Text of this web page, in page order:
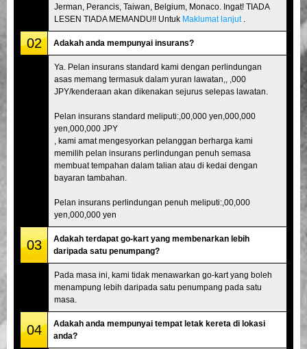
Jerman, Perancis, Taiwan, Belgium, Monaco. Ingat! TIADA
LESEN TIADA MEMANDU!! Untuk Maklumat lanjut.
02 Adakah anda mempunyai insurans?
Ya. Pelan insurans standard kami dengan perlindungan
asas memang termasuk dalam yuran lawatan,, ,000
JPY/kenderaan akan dikenakan sejurus selepas lawatan.
Pelan insurans standard meliputi:,00,000 yen,000,000
yen,000,000 JPY
, kami amat mengesyorkan pelanggan berharga kami
memilih pelan insurans perlindungan penuh semasa
membuat tempahan dalam talian atau di kedai dengan
bayaran tambahan.
Pelan insurans perlindungan penuh meliputi:,00,000
yen,000,000 yen
03
Adakah terdapat go-kart yang membenarkan lebih
daripada satu penumpang?
Pada masa ini, kami tidak menawarkan go-kart yang boleh
menampung lebih daripada satu penumpang pada satu
masa.
04
Adakah anda mempunyai tempat letak kereta di lokasi
anda?